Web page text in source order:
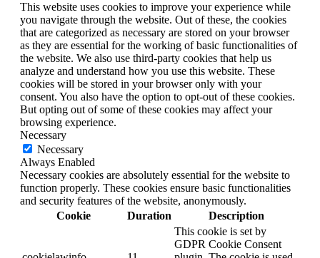
This website uses cookies to improve your experience while
you navigate through the website. Out of these, the cookies
that are categorized as necessary are stored on your browser
as they are essential for the working of basic functionalities of
the website. We also use third-party cookies that help us
analyze and understand how you use this website. These
cookies will be stored in your browser only with your
consent. You also have the option to opt-out of these cookies.
But opting out of some of these cookies may affect your
browsing experience.
Necessary
Necessary
Always Enabled
Necessary cookies are absolutely essential for the website to
function properly. These cookies ensure basic functionalities
and security features of the website, anonymously.
Cookie
Duration Description
This cookie is set by
GDPR Cookie Consent